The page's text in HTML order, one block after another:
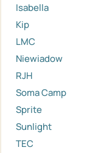
Isabella
Kip
LMC
Niewiadow
RJH
Soma Camp
Sprite
Sunlight
TEC